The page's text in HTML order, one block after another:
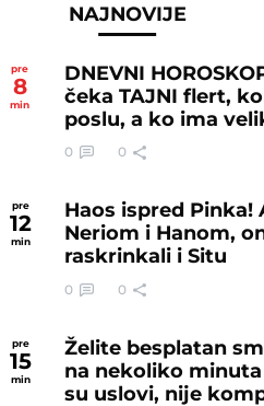
NAJNOVIJE
pre
8
min
DNEVNI
čeka TAJNI flert,
poslu, a ko ima
0 0
pre
12
min
Haos ispred Pinka!
Neriom i Hanom,
raskrinkali i Situ
0 0
pre
15
min
Želite besplatan
na nekoliko
su uslovi, nije